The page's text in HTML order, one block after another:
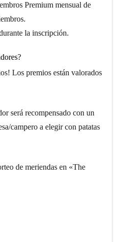
Premium mensual de
la inscripción.
Los premios están valorados
será recompensado con un
campero a elegir con patatas
de meriendas en «The